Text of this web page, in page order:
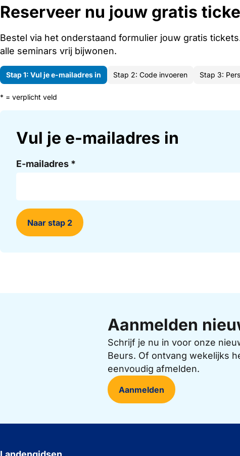
Reserveer nu jouw gratis
Bestel via het onderstaand formulier jouw gratis
alle seminars vrij bijwonen.
Stap 1: Vul je e-mailadres in Stap 2: Code invoeren Stap 3:
* = verplicht veld
Vul je e-mailadres in
E-mailadres *
Naar stap 2
Aanmelden
Schrijf je nu in voor onze
Beurs. Of ontvang wekelijks
eenvoudig afmelden.
Aanmelden